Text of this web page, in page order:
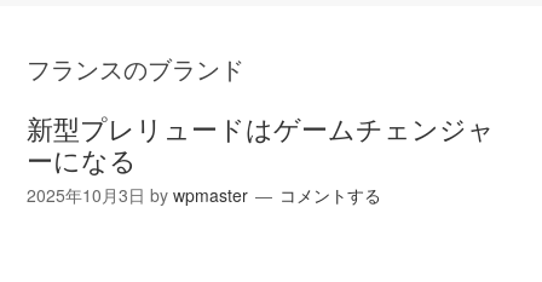
フランスのブランド
新型プレリュードはゲームチェンジャ
ーになる
2025年10月3日 bywpmaster コメントする